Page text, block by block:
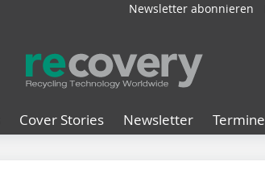
Newsletter abonnieren
Cover Stories Newsletter Termine